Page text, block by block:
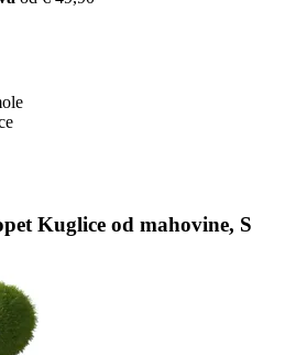
Kuglice od mahovine, S